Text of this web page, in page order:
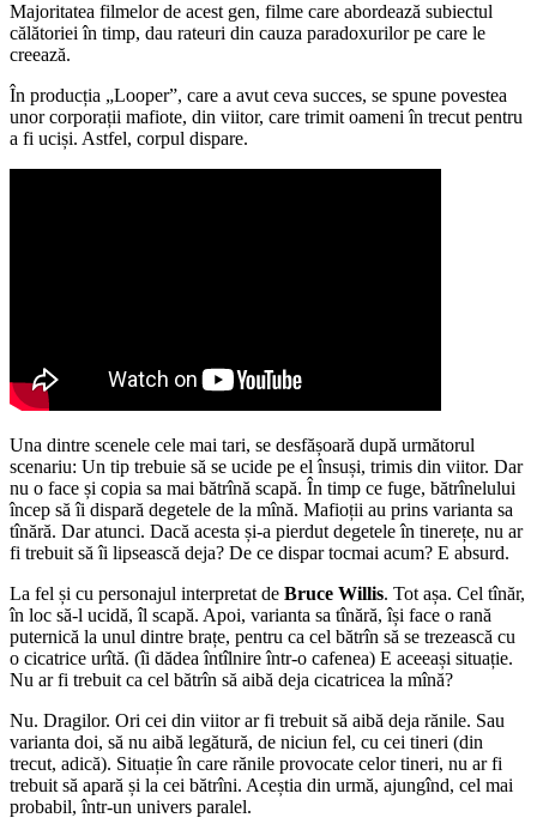
Majoritatea filmelor de acest gen, filme care abordează subiectul
călătoriei în timp, dau rateuri din cauza paradoxurilor pe care le
creează.
În producția „Looper”, care a avut ceva succes, se spune povestea
unor corporații mafiote, din viitor, care trimit oameni în trecut pentru
a fi uciși. Astfel, corpul dispare.
Una dintre scenele cele mai tari, se desfășoară după următorul
scenariu: Un tip trebuie să se ucide pe el însuși, trimis din viitor. Dar
nu o face și copia sa mai bătrînă scapă. În timp ce fuge, bătrînelului
încep să îi dispară degetele de la mînă. Mafioții au prins varianta sa
tînără. Dar atunci. Dacă acesta și-a pierdut degetele în tinerețe, nu ar
fi trebuit să îi lipsească deja? De ce dispar tocmai acum? E absurd.
La fel și cu personajul interpretat de Bruce Willis. Tot așa. Cel tînăr,
în loc să-l ucidă, îl scapă. Apoi, varianta sa tînără, își face o rană
puternică la unul dintre brațe, pentru ca cel bătrîn să se trezească cu
o cicatrice urîtă. (îi dădea întîlnire într-o cafenea) E aceeași situație.
Nu ar fi trebuit ca cel bătrîn să aibă deja cicatricea la mînă?
Nu. Dragilor. Ori cei din viitor ar fi trebuit să aibă deja rănile. Sau
varianta doi, să nu aibă legătură, de niciun fel, cu cei tineri (din
trecut, adică). Situație în care rănile provocate celor tineri, nu ar fi
trebuit să apară și la cei bătrîni. Aceștia din urmă, ajungînd, cel mai
probabil, într-un univers paralel.